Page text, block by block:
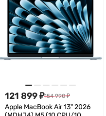
121 899₽154 990 ₽
Apple MacBook Air 13" 2026